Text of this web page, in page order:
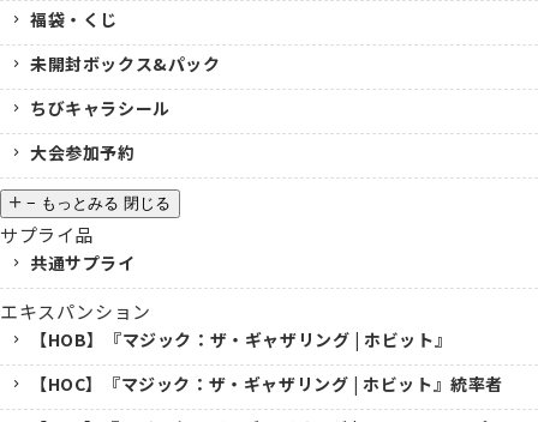
福袋・くじ
未開封ボックス&パック
ちびキャラシール
大会参加予約
− もっとみる 閉じる
サプライ品
共通サプライ
エキスパンション
【HOB】『マジック：ザ・ギャザリング | ホビット』
【HOC】『マジック：ザ・ギャザリング | ホビット』統率者